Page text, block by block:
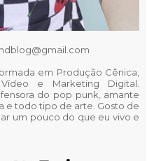
em Produção Cênica,
e Marketing Digital.
do pop punk, amante
e todo tipo de arte. Gosto de
um pouco do que eu vivo e